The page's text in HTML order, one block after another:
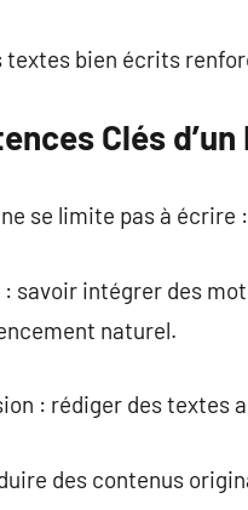
textes bien écrits
Clés
se limite pas à
: savoir intégrer des
naturel.
: rédiger des textes
des contenus